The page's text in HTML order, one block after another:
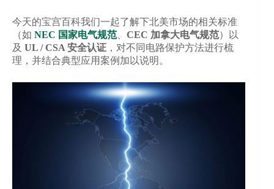
今天的宝宫百科我们一起了解下北美市场的相关标准
（如 NEC 国家电气规范、 CEC 加拿大电气规范）以
及 UL / CSA 安全认证 ，对不同电路保护方法进行梳
理，并结合典型应用案例加以说明。